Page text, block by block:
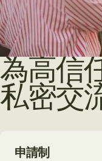
為高信
私密交
申請制